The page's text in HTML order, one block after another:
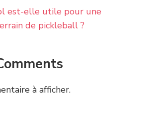
est-elle utile pour une
de pickleball ?
à afficher.